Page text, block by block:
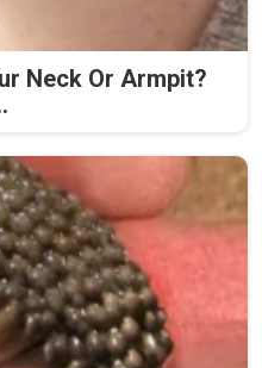
Neck Or Armpit?